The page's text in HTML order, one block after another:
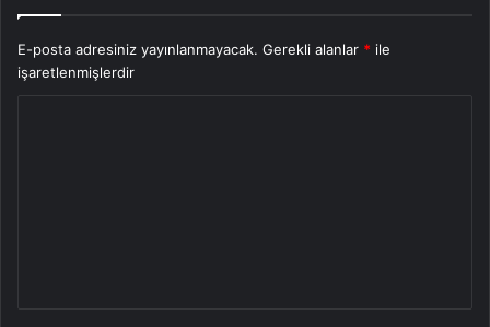
E-posta adresiniz yayınlanmayacak. Gerekli alanlar * ile
işaretlenmişlerdir